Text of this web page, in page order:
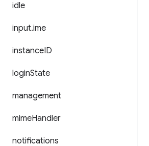
idle
input.ime
instanceID
loginState
management
mimeHandler
notifications